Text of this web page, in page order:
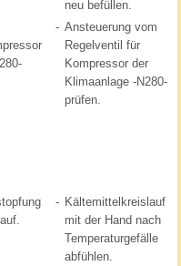
neu befüllen.
- Ansteuerung vom
Regelventil für
Kompressor der
Klimaanlage -N280-
prüfen.
- Kältemittelkreislauf
mit der Hand nach
Temperaturgefälle
abfühlen.